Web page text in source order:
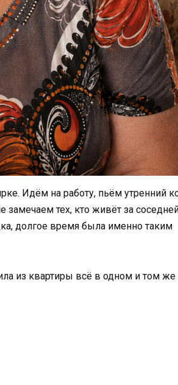
Идём на работу, пьём утренний
замечаем тех, кто живёт за
долгое время была именно таким
из квартиры всё в одном и том же